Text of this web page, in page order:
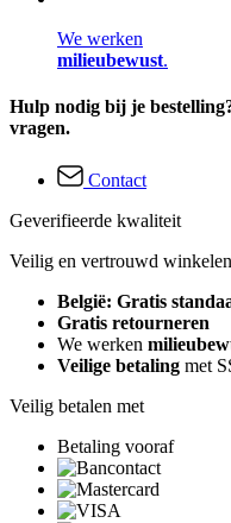
We werken
milieubewust.
Hulp nodig bij je
vragen.
Contact
Geverifieerde kwaliteit
Veilig en vertrouwd winkelen
België: Gratis
Gratis retourneren
We werken
Veilige betaling met
Veilig betalen met
Betaling vooraf